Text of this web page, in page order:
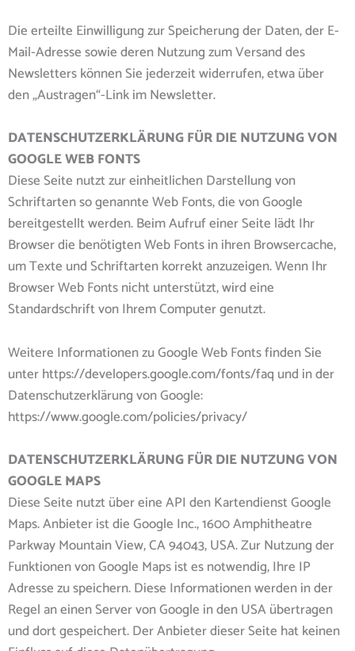
Die erteilte Einwilligung zur Speicherung der Daten, der E-
Mail-Adresse sowie deren Nutzung zum Versand des
Newsletters können Sie jederzeit widerrufen, etwa über
den „Austragen“-Link im Newsletter.
DATENSCHUTZERKLÄRUNG FÜR DIE NUTZUNG VON
GOOGLE WEB FONTS
Diese Seite nutzt zur einheitlichen Darstellung von
Schriftarten so genannte Web Fonts, die von Google
bereitgestellt werden. Beim Aufruf einer Seite lädt Ihr
Browser die benötigten Web Fonts in ihren Browsercache,
um Texte und Schriftarten korrekt anzuzeigen. Wenn Ihr
Browser Web Fonts nicht unterstützt, wird eine
Standardschrift von Ihrem Computer genutzt.
Weitere Informationen zu Google Web Fonts finden Sie
unter https://developers.google.com/fonts/faq und in der
Datenschutzerklärung von Google:
https://www.google.com/policies/privacy/
DATENSCHUTZERKLÄRUNG FÜR DIE NUTZUNG VON
GOOGLE MAPS
Diese Seite nutzt über eine API den Kartendienst Google
Maps. Anbieter ist die Google Inc., 1600 Amphitheatre
Parkway Mountain View, CA 94043, USA. Zur Nutzung der
Funktionen von Google Maps ist es notwendig, Ihre IP
Adresse zu speichern. Diese Informationen werden in der
Regel an einen Server von Google in den USA übertragen
und dort gespeichert. Der Anbieter dieser Seite hat keinen